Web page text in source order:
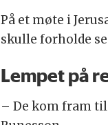
På et møte i
skulle forholde
Lempet på
– De kom fram